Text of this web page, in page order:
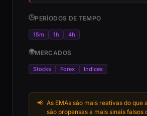
🕒PERÍODOS DE TEMPO
15m 1h 4h
🌍MERCADOS
Stocks Forex Indices
📢 As EMAs são mais reativas do que
são propensas a mais sinais falsos